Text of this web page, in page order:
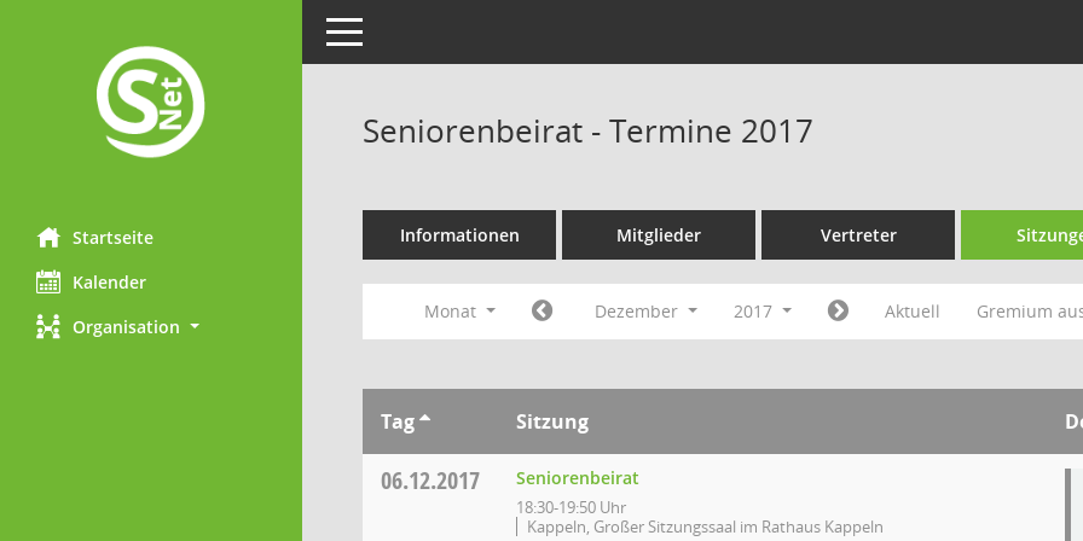
Startseite
Kalender
Organisation
Toggle navigation
Seniorenbeirat - Termine 2017
Informationen Mitglieder Vertreter
Monat Dezember 2017 Aktuell Gremium
Tag Sitzung
06.12.2017 Seniorenbeirat
18:30-19:50 Uhr
Kappeln, Großer Sitzungssaal im Rathaus Kappeln